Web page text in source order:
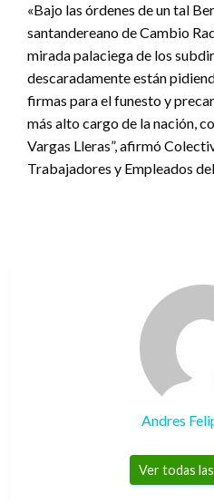
«Bajo las órdenes de un tal
santandereano de Cambio
mirada palaciega de los
descaradamente están
firmas para el funesto y
más alto cargo de la nación,
Vargas Lleras”, afirmó
Trabajadores y Empleados
Andres
Ver todas